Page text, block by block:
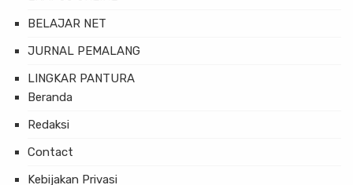
BELAJAR NET
JURNAL PEMALANG
LINGKAR PANTURA
Beranda
Redaksi
Contact
Kebijakan Privasi